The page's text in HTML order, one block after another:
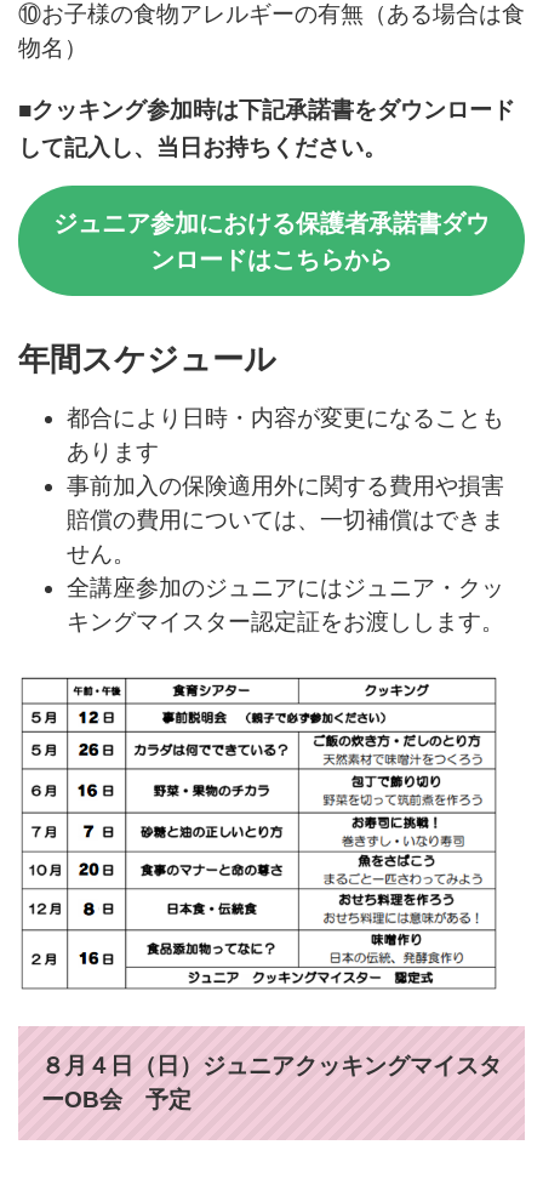
⑩お子様の食物アレルギーの有無（ある場合は食
物名）
■クッキング参加時は下記承諾書をダウンロード
して記入し、当日お持ちください。
ジュニア参加における保護者承諾書ダウ
ンロードはこちらから
年間スケジュール
都合により 日時・ 内容が変更になることも
あります
事前加入の保険適用外に関する費用や損害
賠償の費用については、一切補償はできま
せん。
全講座参加のジュニアにはジュニア・クッ
キングマイスター認定証をお渡しします。
８月４日（日）ジュニアクッキングマイスタ
ーOB会 予定